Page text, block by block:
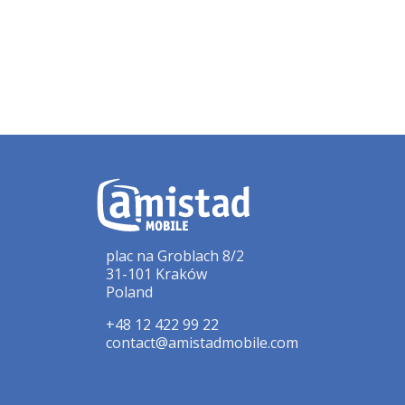
plac na Groblach 8/2
31-101 Kraków
Poland
+48 12 422 99 22
contact@amistadmobile.com